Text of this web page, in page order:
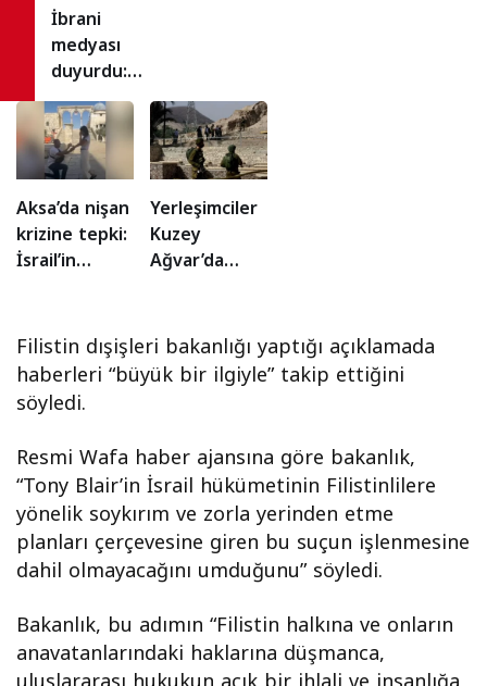
İbrani
medyası
duyurdu:
İsrail
ordusunda
bu hafta 3
asker intihar
etti!
Aksa’da nişan
krizine tepki:
İsrail’in
mı?
Yerleşimciler
Kuzey
Ağvar’da
saldırdı!
Filistin dışişleri bakanlığı yaptığı açıklamada
haberleri “büyük bir ilgiyle” takip ettiğini
söyledi.
Resmi Wafa haber ajansına göre bakanlık,
“Tony Blair’in İsrail hükümetinin Filistinlilere
yönelik soykırım ve zorla yerinden etme
planları çerçevesine giren bu suçun işlenmesine
dahil olmayacağını umduğunu” söyledi.
Bakanlık, bu adımın “Filistin halkına ve onların
anavatanlarındaki haklarına düşmanca,